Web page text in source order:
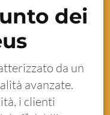
dei
da un
avanzate.
i clienti